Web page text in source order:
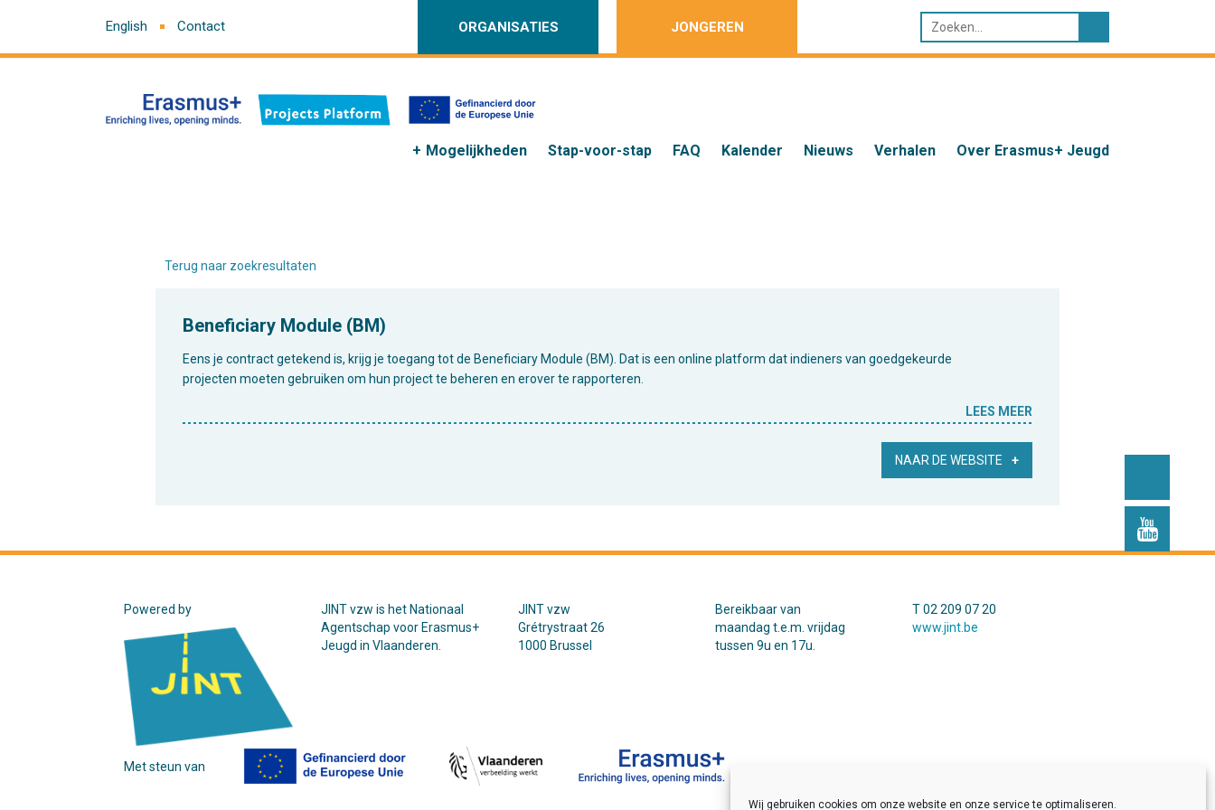
Wij gebruiken cookies om onze website en onze service te optimaliseren.
English Contact ORGANISATIES JONGEREN
Mogelijkheden Stap-voor-stap FAQ Kalender Nieuws Verhalen Over Erasmus+ Jeugd
Terug naar zoekresultaten
Beneficiary Module (BM)
Eens je contract getekend is, krijg je toegang tot de Beneficiary Module (BM). Dat is een online platform dat indieners van goedgekeurde
projecten moeten gebruiken om hun project te beheren en erover te rapporteren.
LEES MEER
NAAR DE WEBSITE
Powered by
JINT vzw is het Nationaal
Agentschap voor Erasmus+
Jeugd in Vlaanderen.
JINT vzw
Grétrystraat 26
1000 Brussel
Bereikbaar van
maandag t.e.m. vrijdag
tussen 9u en 17u.
T 02 209 07 20
www.jint.be
Met steun van